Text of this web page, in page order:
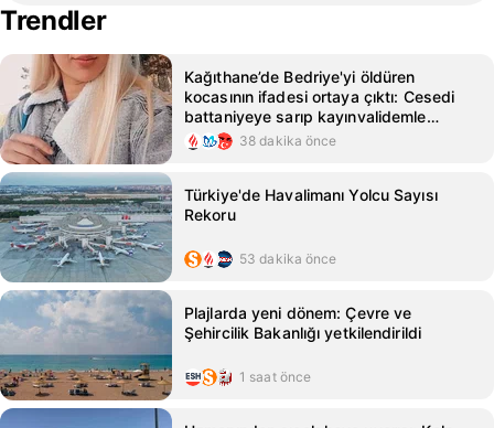
Trendler
Kağıthane’de Bedriye'yi öldüren
kocasının ifadesi ortaya çıktı: Cesedi
battaniyeye sarıp kayınvalidemle
sohbet ettim38 dakika önce
Türkiye'de Havalimanı Yolcu Sayısı
Rekoru
53 dakika önce
Plajlarda yeni dönem: Çevre ve
Şehircilik Bakanlığı yetkilendirildi
1 saat önce